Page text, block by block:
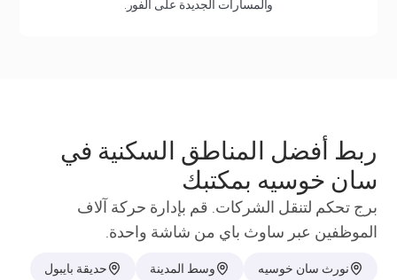
والمسارات الجديدة على الفور.
ربط أفضل المناطق السكنية في
سان خوسيه بمكتبك
برج تحكم لتنقل الشركات. قم بإدارة حركة آلاف
الموظفين عبر ساوث باي من شاشة واحدة.
نورث سان خوسيه وسط المدينة حديقة بايبول